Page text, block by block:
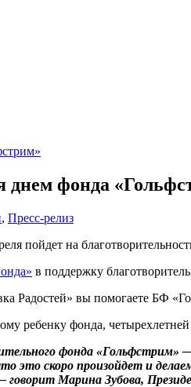
днем фонда
, Пресс-релиз
пойдет на
в поддержку
Радостей» вы помогаете
ребенку фонда,
фонда
это скоро произойдет и
Марина Зубова,